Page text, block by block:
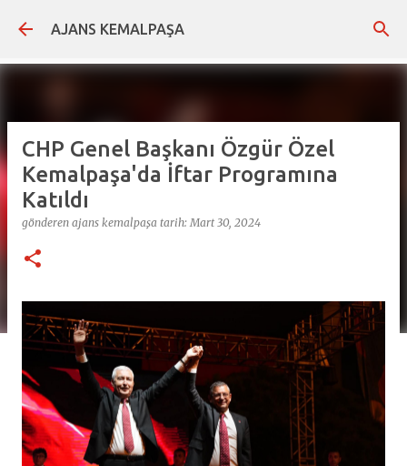
Ana içeriğe atla
AJANS KEMALPAŞA
CHP Genel Başkanı Özgür Özel
Kemalpaşa'da İftar Programına
Katıldı
gönderen ajans kemalpaşa tarih:Mart 30, 2024